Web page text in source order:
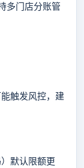
多门店分账管
触发风控，建
默认限额更